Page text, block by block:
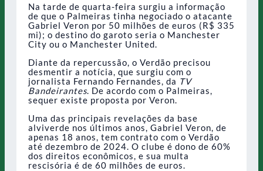
Na tarde de quarta-feira surgiu a informação
de que o Palmeiras tinha negociado o atacante
Gabriel Veron por 50 milhões de euros (R$ 335
mi); o destino do garoto seria o Manchester
City ou o Manchester United.
Diante da repercussão, o Verdão precisou
desmentir a notícia, que surgiu com o
jornalista Fernando Fernandes, da TV
Bandeirantes. De acordo com o Palmeiras,
sequer existe proposta por Veron.
Uma das principais revelações da base
alviverde nos últimos anos, Gabriel Veron, de
apenas 18 anos, tem contrato com o Verdão
até dezembro de 2024. O clube é dono de 60%
dos direitos econômicos, e sua multa
rescisória é de 60 milhões de euros.